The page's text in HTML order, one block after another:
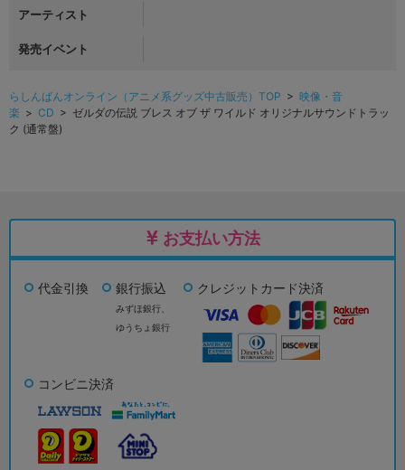
アーティスト
発売イベント
らしんばんオンライン（アニメ系グッズ中古販売）TOP > 映像・音
楽 > CD > ゼルダの伝説 ブレス オブ ザ ワイルド オリジナルサウンドトラッ
ク (通常盤)
お支払い方法
代金引換 銀行振込
みずほ銀行、
ゆうちょ銀行
クレジットカード決済
コンビニ決済